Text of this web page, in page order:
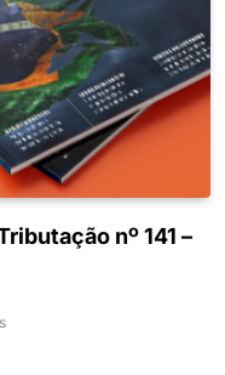
nº 141 –